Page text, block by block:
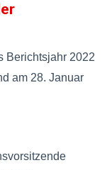
Berichtsjahr 2022
am 28. Januar